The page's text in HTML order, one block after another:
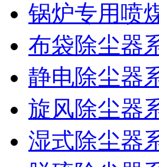
锅炉专用喷
布袋除尘器
静电除尘器
旋风除尘器
湿式除尘器